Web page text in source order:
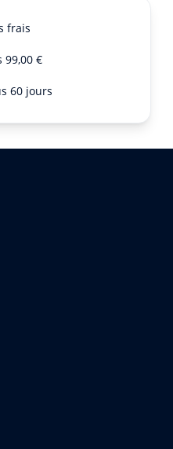
frais
99,00 €
60 jours